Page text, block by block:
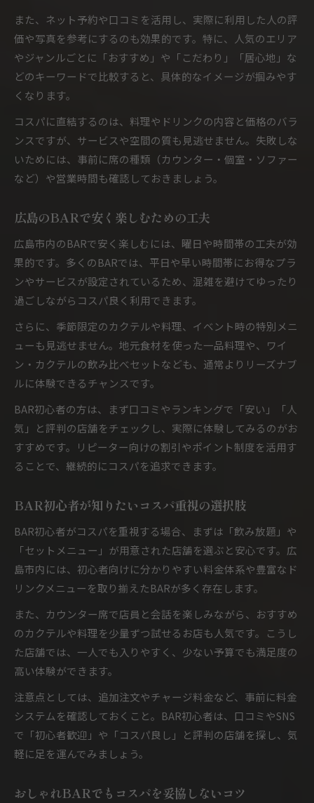
広島BAR選びで失敗しないためのポイント
BAR初心者におすすめのおしゃれな選び方
女子も安心なBARのコスパで知る選択法
また、ネット予約や口コミを活用し、実際に利用した人の評
価や写真を参考にするのも効果的です。特に、人気のエリア
やジャンルごとに「おすすめ」や「こだわり」「居心地」な
どのキーワードで比較すると、具体的なイメージが掴みやす
くなります。
コスパに直結するのは、料理やドリンクの内容と価格のバラ
ンスですが、サービスや空間の質も見逃せません。失敗しな
いためには、事前に席の種類（カウンター・個室・ソファー
など）や営業時間も確認しておきましょう。
広島のBARで安く楽しむための工夫
広島市内のBARで安く楽しむには、曜日や時間帯の工夫が効
果的です。多くのBARでは、平日や早い時間帯にお得なプラ
ンやサービスが設定されているため、混雑を避けてゆったり
過ごしながらコスパ良く利用できます。
さらに、季節限定のカクテルや料理、イベント時の特別メニ
ューも見逃せません。地元食材を使った一品料理や、ワイ
ン・カクテルの飲み比べセットなども、通常よりリーズナブ
ルに体験できるチャンスです。
BAR初心者の方は、まず口コミやランキングで「安い」「人
気」と評判の店舗をチェックし、実際に体験してみるのがお
すすめです。リピーター向けの割引やポイント制度を活用す
ることで、継続的にコスパを追求できます。
BAR初心者が知りたいコスパ重視の選択肢
BAR初心者がコスパを重視する場合、まずは「飲み放題」や
「セットメニュー」が用意された店舗を選ぶと安心です。広
島市内には、初心者向けに分かりやすい料金体系や豊富なド
リンクメニューを取り揃えたBARが多く存在します。
また、カウンター席で店員と会話を楽しみながら、おすすめ
のカクテルや料理を少量ずつ試せるお店も人気です。こうし
た店舗では、一人でも入りやすく、少ない予算でも満足度の
高い体験ができます。
注意点としては、追加注文やチャージ料金など、事前に料金
システムを確認しておくこと。BAR初心者は、口コミやSNS
で「初心者歓迎」や「コスパ良し」と評判の店舗を探し、気
軽に足を運んでみましょう。
おしゃれBARでもコスパを妥協しないコツ